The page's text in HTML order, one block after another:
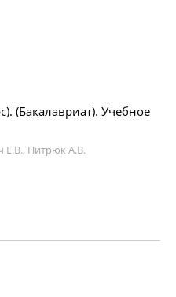
(Бакалавриат). Учебное
Е.В., Питрюк А.В.